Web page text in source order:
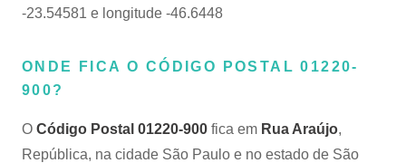
-23.54581 e longitude -46.6448
ONDE FICA O CÓDIGO POSTAL 01220-
900?
O Código Postal 01220-900 fica em Rua Araújo,
República, na cidade São Paulo e no estado de São